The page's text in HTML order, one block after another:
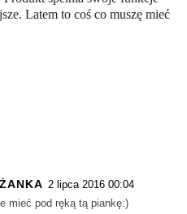
Latem to coś co muszę mieć
2 lipca 2016 00:04
mieć pod ręką tą piankę:)